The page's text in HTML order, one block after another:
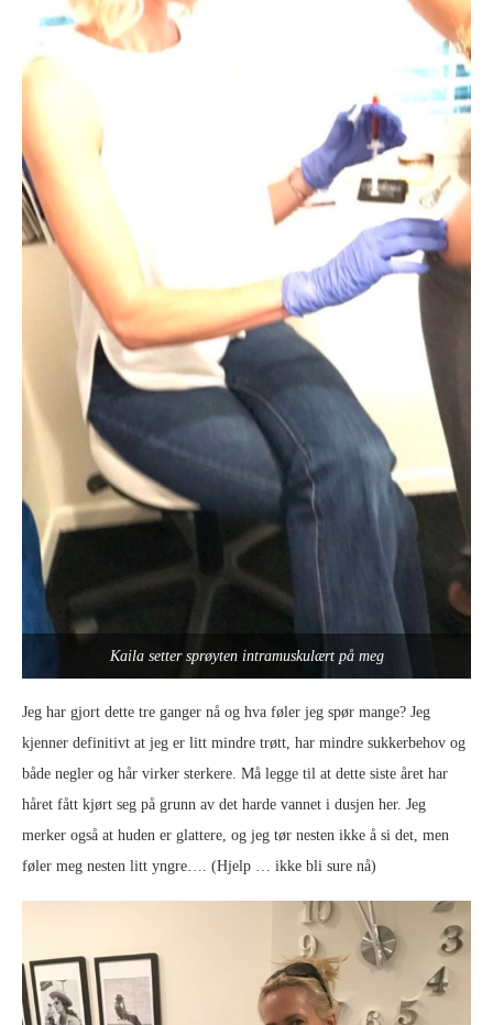
Kaila setter sprøyten intramuskulært på meg
Jeg har gjort dette tre ganger nå og hva føler jeg spør mange? Jeg
kjenner definitivt at jeg er litt mindre trøtt, har mindre sukkerbehov og
både negler og hår virker sterkere. Må legge til at dette siste året har
håret fått kjørt seg på grunn av det harde vannet i dusjen her. Jeg
merker også at huden er glattere, og jeg tør nesten ikke å si det, men
føler meg nesten litt yngre…. (Hjelp … ikke bli sure nå)